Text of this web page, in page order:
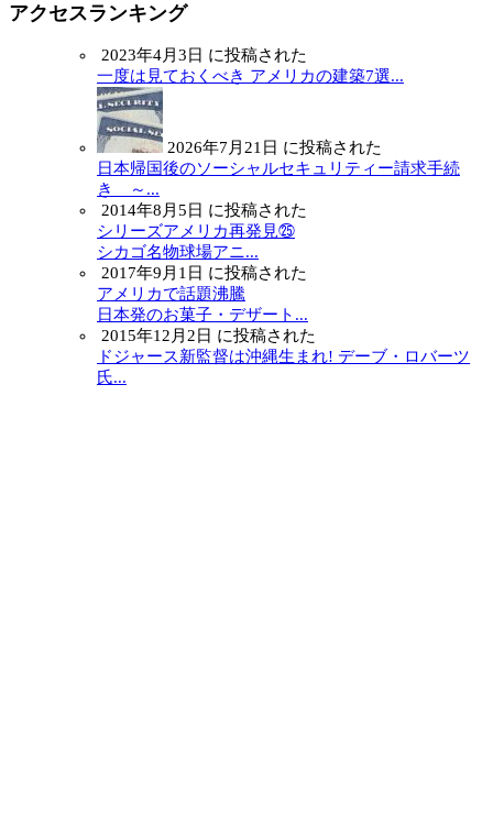
アクセスランキング
2023年4月3日 に投稿された
一度は見ておくべき アメリカの建築7選...
2026年7月21日 に投稿された
日本帰国後のソーシャルセキュリティー請求手続
き ～...
2014年8月5日 に投稿された
シリーズアメリカ再発見㉕
シカゴ名物球場アニ...
2017年9月1日 に投稿された
アメリカで話題沸騰
日本発のお菓子・デザート...
2015年12月2日 に投稿された
ドジャース新監督は沖縄生まれ! デーブ・ロバーツ
氏...